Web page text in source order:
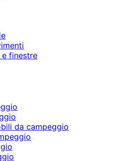
e finestre
da campeggio